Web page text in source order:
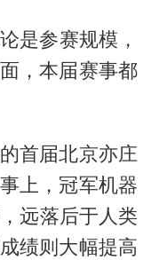
是参赛规模，
，本届赛事都
首届北京亦庄
上，冠军机器
远落后于人类
绩则大幅提高